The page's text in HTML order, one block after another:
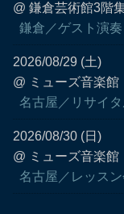
@ 鎌倉芸術館3階
鎌倉／ゲスト演
2026/08/29 (土)
@ ミューズ音楽館
名古屋／リサイ
2026/08/30 (日)
@ ミューズ音楽館
名古屋／レッスン